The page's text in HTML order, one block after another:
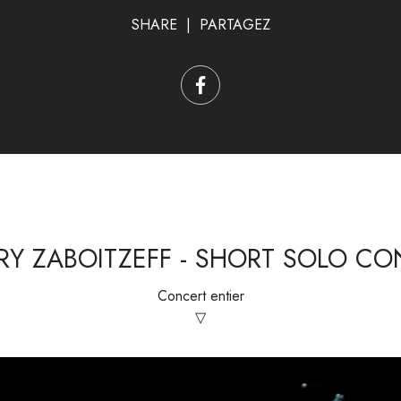
SHARE | PARTAGEZ
ZABOITZEFF - SHORT SOLO
Concert entier
▽